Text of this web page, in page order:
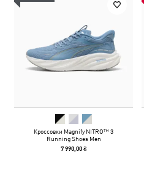
Кроссовки Magnify NITRO™ 3
Running Shoes Men
7 990,00 ₴